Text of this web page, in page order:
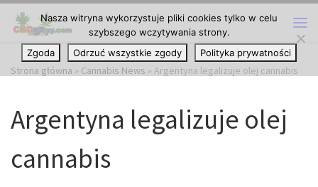
Przejdź do treści
Strona główna » Cannabis News » Argentyna legalizuje olej cannabis
Argentyna legalizuje olej
cannabis
Nasza witryna wykorzystuje pliki cookies tylko w celu
szybszego wczytywania strony.
Zgoda
Odrzuć wszystkie zgody Polityka prywatności